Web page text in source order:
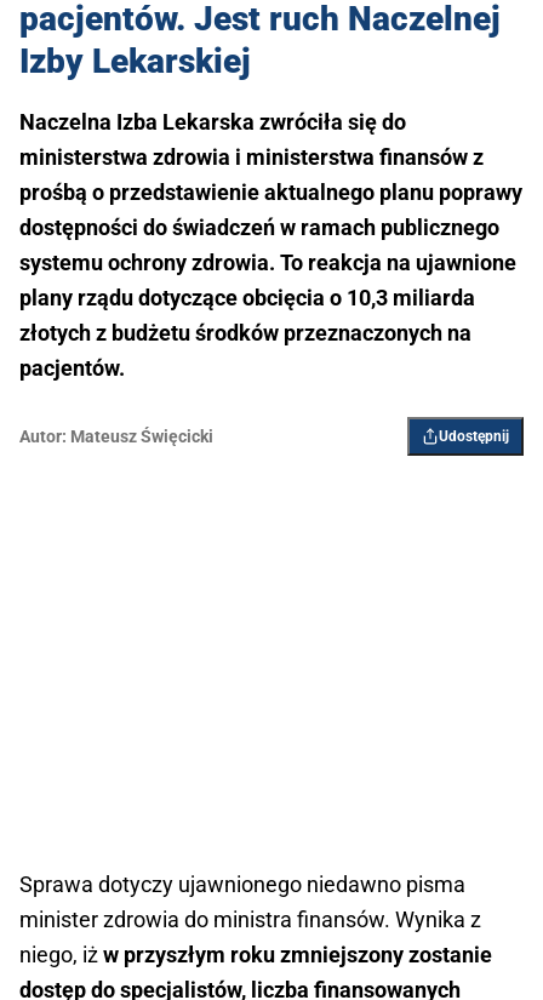
pacjentów. Jest ruch Naczelnej
Izby Lekarskiej
Naczelna Izba Lekarska zwróciła się do
ministerstwa zdrowia i ministerstwa finansów z
prośbą o przedstawienie aktualnego planu poprawy
dostępności do świadczeń w ramach publicznego
systemu ochrony zdrowia. To reakcja na ujawnione
plany rządu dotyczące obcięcia o 10,3 miliarda
złotych z budżetu środków przeznaczonych na
pacjentów.
Autor: Mateusz Święcicki Udostępnij
Sprawa dotyczy ujawnionego niedawno pisma
minister zdrowia do ministra finansów. Wynika z
niego, iżw przyszłym roku zmniejszony zostanie
dostęp do specjalistów, liczba finansowanych